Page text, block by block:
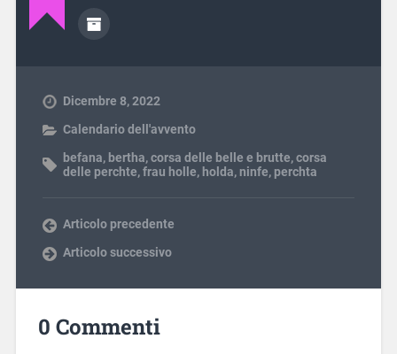
Dicembre 8, 2022
Calendario dell'avvento
befana, bertha,corsa delle belle e brutte,corsa
delle perchte,frau holle, holda,ninfe, perchta
Articolo precedente
Articolo successivo
0 Commenti